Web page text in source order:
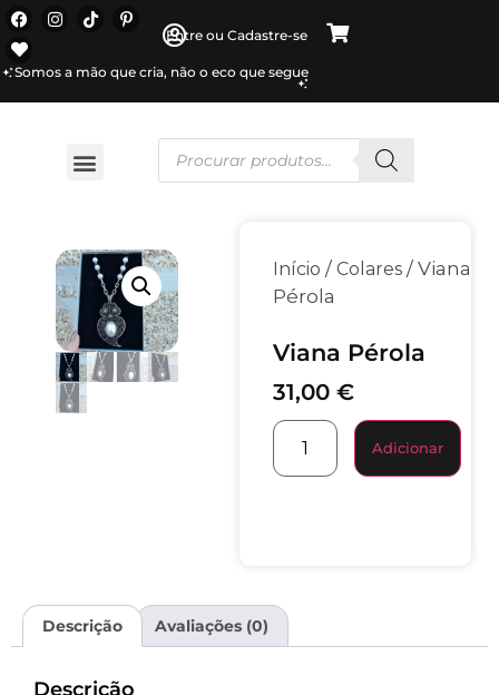
Entre ou Cadastre-se
Somos a mão que cria, não o eco que segue
Início /Colares / Viana
Pérola
Viana Pérola
31,00€
Adicionar
Descrição Avaliações (0)
Descrição